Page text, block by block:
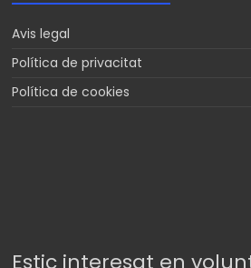
Avis legal
Política de privacitat
Política de cookies
Estic interesat en